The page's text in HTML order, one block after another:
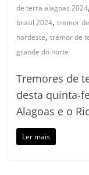
de terra alagoas 2024
brasil 2024,tremor
nordeste,tremor de
grande do norte
Tremores de
desta quinta-
Alagoas e o
Ler mais